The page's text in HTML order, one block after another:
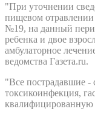
"При уточнении
пищевом отравлении
№19, на данный
ребенка и двое
амбулаторное
ведомства Газета.ru.
"Все пострадавшие -
токсикоинфекция,